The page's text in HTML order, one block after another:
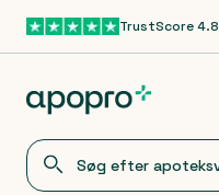
Gå til hovedindholdTrustScore 4.8